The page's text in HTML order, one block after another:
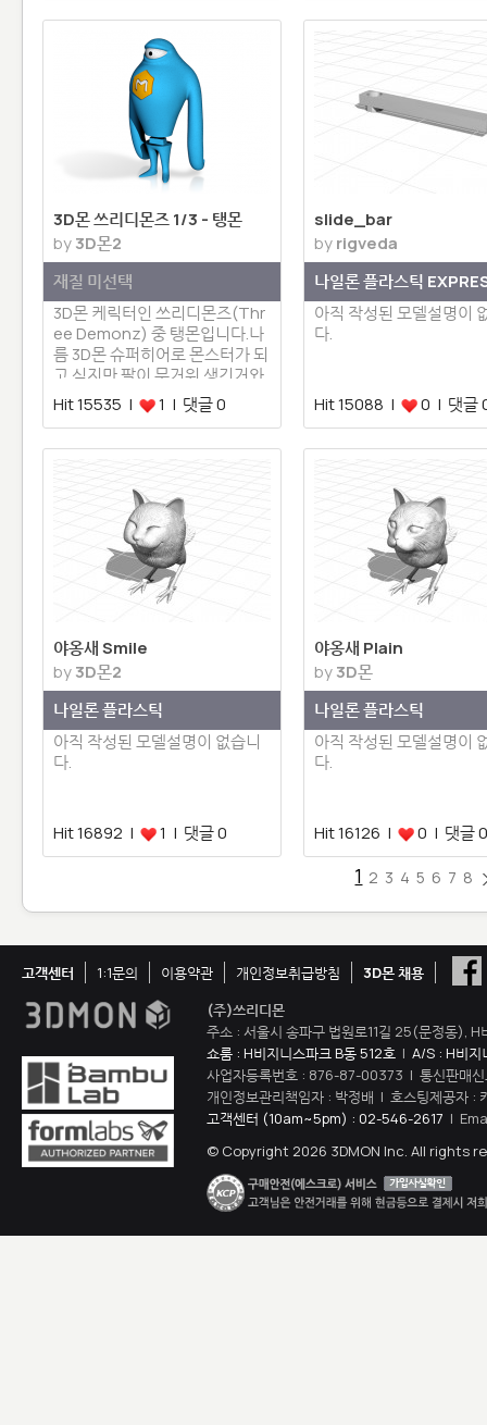
3D몬 쓰리디몬즈 1/3 - 탱몬
by3D몬2
재질 미선택
3D몬 케릭터인 쓰리디몬즈(Thr
ee Demonz) 중 탱몬입니다.나
름 3D몬 슈퍼히어로 몬스터가 되
고 싶지만 팔이 무거워 생긴거와
는 다르게…
Hit 15535 | 1 | 댓글 0
slide_bar
byrigveda
나일론 플라스틱
아직 작성된 모델설명이
다.
Hit 15088 | 0 | 댓글
야옹새 Smile
by3D몬2
나일론 플라스틱
아직 작성된 모델설명이 없습니
다.
Hit 16892 | 1 | 댓글 0
야옹새 Plain
by3D몬
나일론 플라스틱
아직 작성된 모델설명이
다.
Hit 16126 | 0 | 댓글 0
1 2 3 4 5 6 7 8
고객센터 1:1문의 이용약관 개인정보취급방침
3D몬 채용
(주)쓰리디몬
주소 : 서울시 송파구 법원로11길 25(문정동),
쇼룸 : H비지니스파크 B동 512호 | A/S : H비지
사업자등록번호 : 876-87-00373 | 통신판매
개인정보관리책임자 : 박정배 | 호스팅제공자 :
고객센터 (10am~5pm) : 02-546-2617 |
© Copyright 2026 3DMON Inc. All rights